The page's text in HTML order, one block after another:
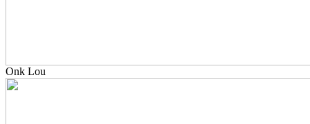
Onk Lou